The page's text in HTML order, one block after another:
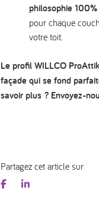
philosophie
pour chaque
votre toit.
Le profil WILLCO
façade qui se fond
savoir plus ? Envoyez-
Partagez cet article sur